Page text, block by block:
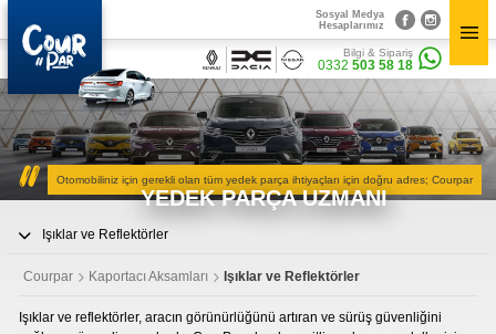
0332
Sosyal Medya
Hesaplarımız
×
Kurumsal
» Hakkımızda
Yedek Parçalar
» Kaportacı Aksamları
» Bakım Ürünleri
Sosyal Medya
Hesaplarımız
Bilgi & Sipariş
0332503 58 18
Otomobiliniz için gerekli olan tüm yedek parça ihtiyaçları için doğru adres; Courpar
YEDEK PARÇA UZMANI
Işıklar ve Reflektörler
×
CourPar
Yedek Parça
Parça Bulucu
Elektronik Aksamlar
Courpar Kaportacı Aksamları Işıklar ve Reflektörler
Işıklar ve reflektörler, aracın görünürlüğünü artıran ve sürüş güvenliğini